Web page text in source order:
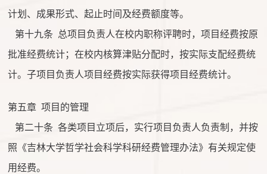
计划、成果形式、起止时间及经费额度等。
第十九条 总项目负责人在校内职称评聘时，项目经费按原
批准经费统计；在校内核算津贴分配时，按实际支配经费统
计。子项目负责人项目经费按实际获得项目经费统计。
第五章 项目的管理
第二十条 各类项目立项后，实行项目负责人负责制，并按
照《吉林大学哲学社会科学科研经费管理办法》有关规定使
用经费。